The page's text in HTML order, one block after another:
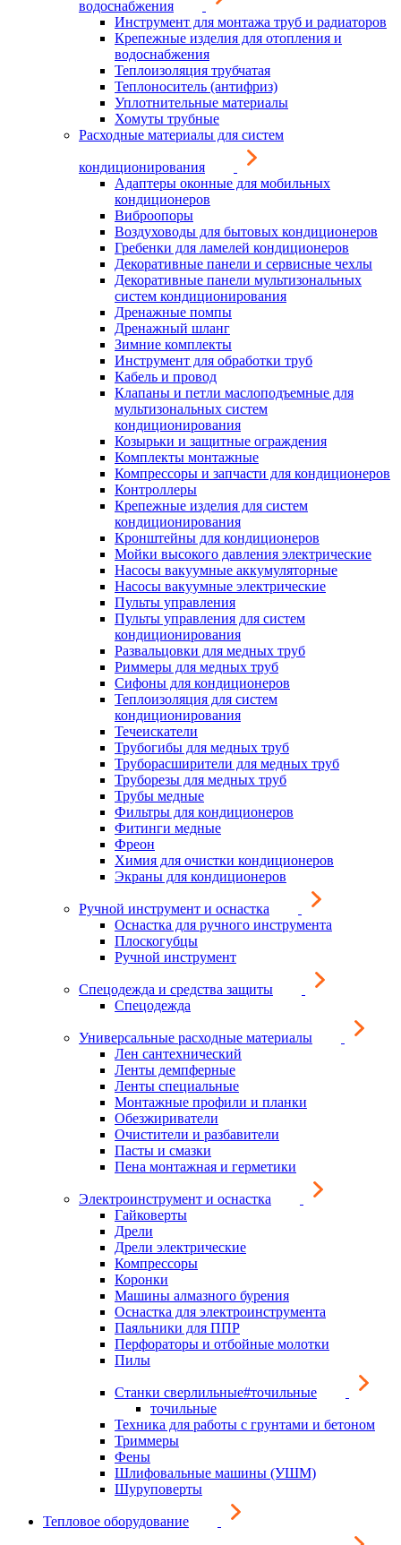
водоснабжения
Инструмент для монтажа труб и радиаторов
Крепежные изделия для отопления и
водоснабжения
Теплоизоляция трубчатая
Теплоноситель (антифриз)
Уплотнительные материалы
Хомуты трубные
Расходные материалы для систем
кондиционирования
Адаптеры оконные для мобильных
кондиционеров
Виброопоры
Воздуховоды для бытовых кондиционеров
Гребенки для ламелей кондиционеров
Декоративные панели и сервисные чехлы
Декоративные панели мультизональных
систем кондиционирования
Дренажные помпы
Дренажный шланг
Зимние комплекты
Инструмент для обработки труб
Кабель и провод
Клапаны и петли маслоподъемные для
мультизональных систем
кондиционирования
Козырьки и защитные ограждения
Комплекты монтажные
Компрессоры и запчасти для кондиционеров
Контроллеры
Крепежные изделия для систем
кондиционирования
Кронштейны для кондиционеров
Мойки высокого давления электрические
Насосы вакуумные аккумуляторные
Насосы вакуумные электрические
Пульты управления
Пульты управления для систем
кондиционирования
Развальцовки для медных труб
Риммеры для медных труб
Сифоны для кондиционеров
Теплоизоляция для систем
кондиционирования
Течеискатели
Трубогибы для медных труб
Труборасширители для медных труб
Труборезы для медных труб
Трубы медные
Фильтры для кондиционеров
Фитинги медные
Фреон
Химия для очистки кондиционеров
Экраны для кондиционеров
Ручной инструмент и оснастка
Оснастка для ручного инструмента
Плоскогубцы
Ручной инструмент
Спецодежда и средства защиты
Спецодежда
Универсальные расходные материалы
Лен сантехнический
Ленты демпферные
Ленты специальные
Монтажные профили и планки
Обезжириватели
Очистители и разбавители
Пасты и смазки
Пена монтажная и герметики
Электроинструмент и оснастка
Гайковерты
Дрели
Дрели электрические
Компрессоры
Коронки
Машины алмазного бурения
Оснастка для электроинструмента
Паяльники для ППР
Перфораторы и отбойные молотки
Пилы
Станки сверлильные#точильные
точильные
Техника для работы с грунтами и бетоном
Триммеры
Фены
Шлифовальные машины (УШМ)
Шуруповерты
Тепловое оборудование